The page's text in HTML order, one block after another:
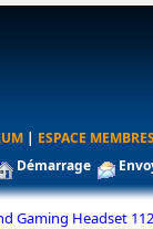
| ESPACE MEMBRES
Démarrage
Gaming Headset